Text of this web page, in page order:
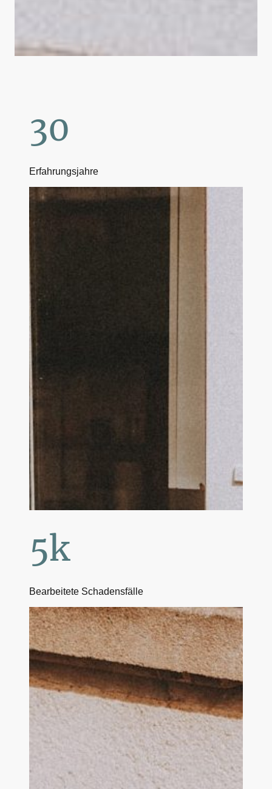
30
Erfahrungsjahre
5k
Bearbeitete Schadensfälle